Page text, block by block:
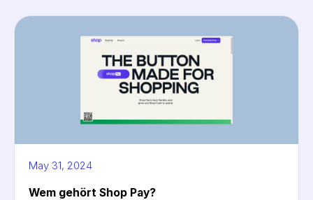
May 31, 2024
Wem gehört Shop Pay?